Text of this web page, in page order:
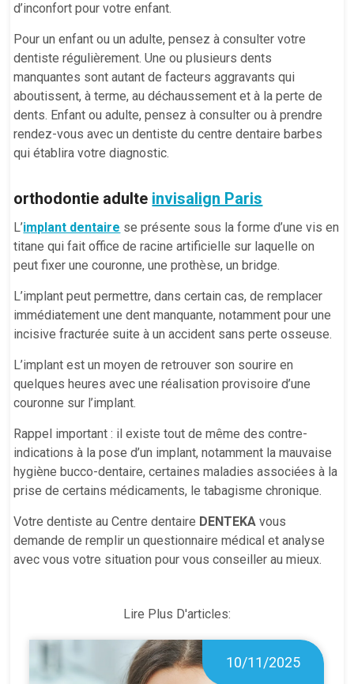
d’inconfort pour votre enfant.
Pour un enfant ou un adulte, pensez à consulter votre
dentiste régulièrement. Une ou plusieurs dents
manquantes sont autant de facteurs aggravants qui
aboutissent, à terme, au déchaussement et à la perte de
dents. Enfant ou adulte, pensez à consulter ou à prendre
rendez-vous avec un dentiste du centre dentaire barbes
qui établira votre diagnostic.
orthodontie adulte invisalign Paris
L’implant dentaire se présente sous la forme d’une vis en
titane qui fait office de racine artificielle sur laquelle on
peut fixer une couronne, une prothèse, un bridge.
L’implant peut permettre, dans certain cas, de remplacer
immédiatement une dent manquante, notamment pour une
incisive fracturée suite à un accident sans perte osseuse.
L’implant est un moyen de retrouver son sourire en
quelques heures avec une réalisation provisoire d’une
couronne sur l’implant.
Rappel important : il existe tout de même des contre-
indications à la pose d’un implant, notamment la mauvaise
hygiène bucco-dentaire, certaines maladies associées à la
prise de certains médicaments, le tabagisme chronique.
Votre dentiste au Centre dentaire DENTEKA vous
demande de remplir un questionnaire médical et analyse
avec vous votre situation pour vous conseiller au mieux.
Lire Plus D'articles:
10/11/2025